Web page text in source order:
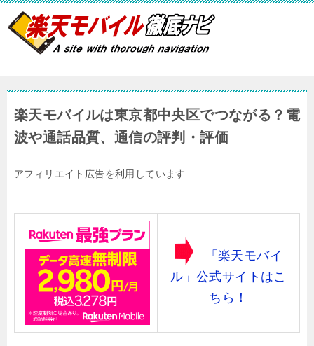
楽天モバイルは東京都中央区でつながる？電
波や通話品質、通信の評判・評価
アフィリエイト広告を利用しています
「楽天モバイ
ル」公式サイトはこ
ちら！